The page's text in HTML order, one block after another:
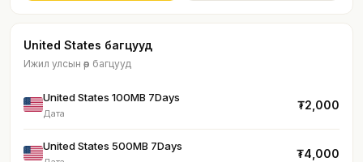
United States багцууд
Ижил улсын өөр багцууд
United States 100MB 7Days
Дата
₮2,000
United States 500MB 7Days
₮4,000